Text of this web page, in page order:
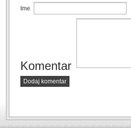
Ime
Komentar
Dodaj komentar